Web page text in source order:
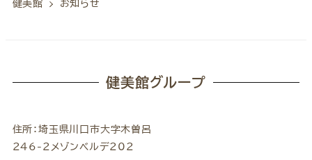
健美館 お知らせ
健美館グループ
住所：埼玉県川口市大字木曽呂
246-2メゾンベルデ202